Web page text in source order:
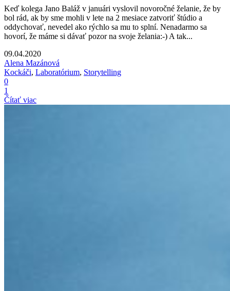
Keď kolega Jano Baláž v januári vyslovil novoročné želanie, že by
bol rád, ak by sme mohli v lete na 2 mesiace zatvoriť štúdio a
oddychovať, nevedel ako rýchlo sa mu to splní. Nenadarmo sa
hovorí, že máme si dávať pozor na svoje želania:-) A tak...
09.04.2020
Alena Mazánová
Kockáči, Laboratórium, Storytelling
0
1
Čítať viac